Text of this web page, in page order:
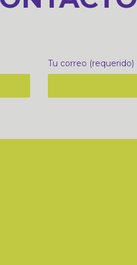
Tu correo (requerido)